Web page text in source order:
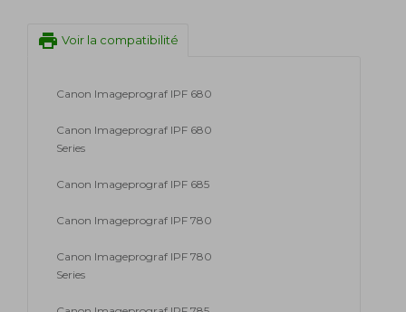
print Voir la compatibilité
Canon Imageprograf IPF 680
Canon Imageprograf IPF 680
Series
Canon Imageprograf IPF 685
Canon Imageprograf IPF 780
Canon Imageprograf IPF 780
Series